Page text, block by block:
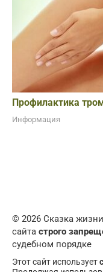
Профилактика
Информация
© 2026 Сказка
сайта строго
судебном порядке
Этот сайт использует